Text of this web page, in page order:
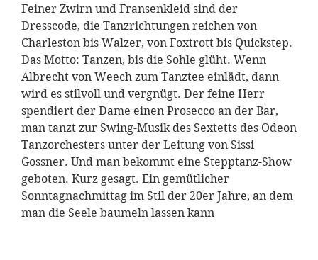
Feiner Zwirn und Fransenkleid sind der
Dresscode, die Tanzrichtungen reichen von
Charleston bis Walzer, von Foxtrott bis Quickstep.
Das Motto: Tanzen, bis die Sohle glüht. Wenn
Albrecht von Weech zum Tanztee einlädt, dann
wird es stilvoll und vergnügt. Der feine Herr
spendiert der Dame einen Prosecco an der Bar,
man tanzt zur Swing-Musik des Sextetts des Odeon
Tanzorchesters unter der Leitung von Sissi
Gossner. Und man bekommt eine Stepptanz-Show
geboten. Kurz gesagt. Ein gemütlicher
Sonntagnachmittag im Stil der 20er Jahre, an dem
man die Seele baumeln lassen kann